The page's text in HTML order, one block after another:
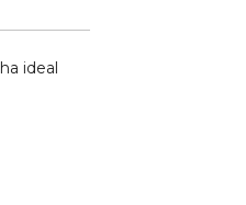
ideal